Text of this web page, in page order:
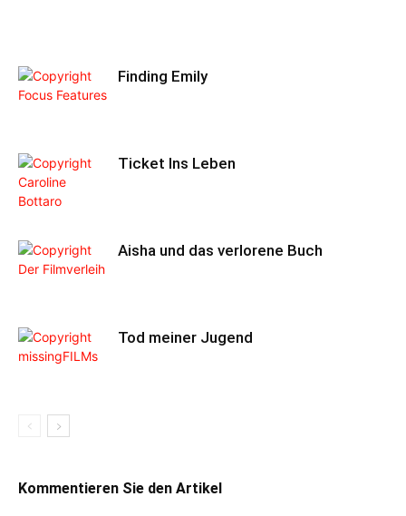
Finding Emily
Ticket Ins Leben
Aisha und das verlorene Buch
Tod meiner Jugend
Kommentieren Sie den Artikel